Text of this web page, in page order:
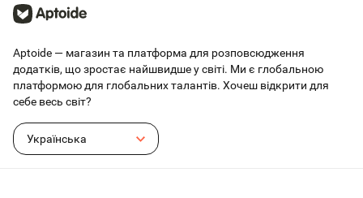
Aptoide — магазин та платформа для розповсюдження
додатків, що зростає найшвидше у світі. Ми є глобальною
платформою для глобальних талантів. Хочеш відкрити для
себе весь світ?
Українська